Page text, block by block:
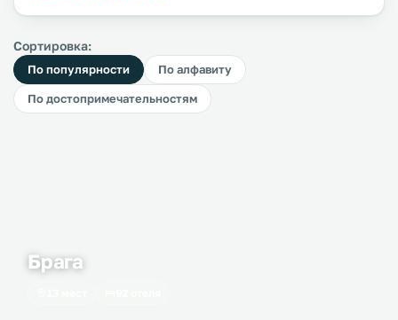
Сортировка:
По популярности По алфавиту
По достопримечательностям
Брага